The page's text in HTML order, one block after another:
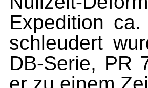
Expedition
schleudert
DB-Serie, PR